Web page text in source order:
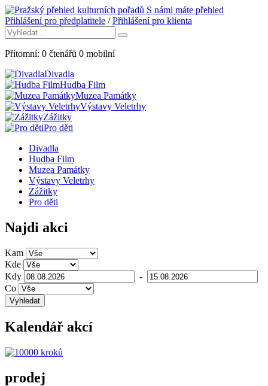
S námi máte přehled
Přihlášení pro předplatitele /Přihlášení pro klienta
Přítomní: 0 čtenářů 0 mobilní
Divadla
Hudba Film
Muzea Památky
Výstavy Veletrhy
Zážitky
Pro děti
Divadla
Hudba Film
Muzea Památky
Výstavy Veletrhy
Zážitky
Pro děti
Najdi akci
Kam
Kde
Kdy
-
Co
Vyhledat
Kalendář akcí
prodej